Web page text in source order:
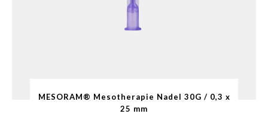
MESORAM® Mesotherapie Nadel 30G / 0,3 x
25 mm